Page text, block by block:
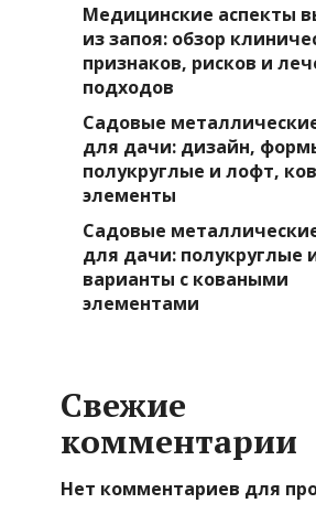
Медицинские аспекты
из запоя: обзор
признаков, рисков и
подходов
Садовые
для дачи: дизайн,
полукруглые и лофт,
элементы
Садовые
для дачи: полукруглые
варианты с коваными
элементами
Свежие
комментарии
Нет комментариев для